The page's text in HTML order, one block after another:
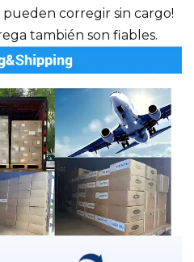
corregir sin cargo!
también son fiables.